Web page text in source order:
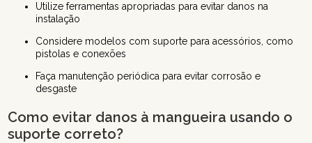
Utilize ferramentas apropriadas para evitar danos na
instalação
Considere modelos com suporte para acessórios, como
pistolas e conexões
Faça manutenção periódica para evitar corrosão e
desgaste
Como evitar danos à mangueira usando o
suporte correto?